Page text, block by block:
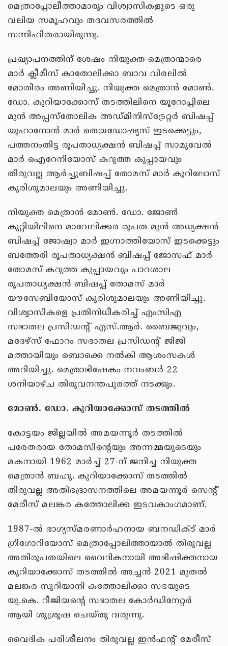
മെത്രാപ്പോലീത്താമാരും വിശ്വാസികളുടെ ഒരു
വലിയ സമൂഹവും തദവസരത്തില്‍
സന്നിഹിതരായിരുന്നു.
പ്രഖ്യാപനത്തിന് ശേഷം നിയുക്ത മെത്രാന്മാരെ
മാര്‍ ക്ലീമീസ് കാതോലിക്കാ ബാവ വിരലില്‍
മോതിരം അണിയിച്ചു. നിയുക്ത മെത്രാന്‍ മോണ്‍.
ഡോ. കുറിയാക്കോസ് തടത്തിലിനെ യൂറോപ്പിലെ
മുന്‍ അപ്പസ്‌തോലിക അഡ്മിനിസ്‌ട്രേറ്റര്‍ ബിഷപ്പ്
യൂഹാനോന്‍ മാര്‍ തെയഡോഷ്യസ് ഇടക്കെട്ടും,
പത്തനംതിട്ട രൂപതാധ്യക്ഷന്‍ ബിഷപ്പ് സാമുവേല്‍
മാര്‍ ഐറേനിയോസ് കറുത്ത കുപ്പായവും
തിരുവല്ല ആര്‍ച്ചുബിഷപ്പ് തോമസ് മാര്‍ കൂറിലോസ്
കുരിശുമാലയും അണിയിച്ചു.
നിയുക്ത മെത്രാന്‍ മോണ്‍. ഡോ. ജോണ്‍
കുറ്റിയിലിനെ മാവേലിക്കര രൂപത മുന്‍ അധ്യക്ഷന്‍
ബിഷപ്പ് ജോഷ്വാ മാര്‍ ഇഗ്നാത്തിയോസ് ഇടക്കെട്ടും
ബത്തേരി രൂപതാധ്യക്ഷന്‍ ബിഷപ്പ് ജോസഫ് മാര്‍
തോമസ് കറുത്ത കുപ്പായവും പാറശാല
രൂപതാധ്യക്ഷന്‍ ബിഷപ്പ് തോമസ് മാര്‍
യൗസേബിയോസ് കുരിശുമാലയും അണിയിച്ചു.
വിശ്വാസികളെ പ്രതിനിധീകരിച്ച് എംസിഎ
സഭാതല പ്രസിഡന്റ് എസ്.ആര്‍. ബൈജുവും,
മദേഴ്‌സ് ഫോറം സഭാതല പ്രസിഡന്റ് ജിജി
മത്തായിയും ബൊക്കെ നല്‍കി ആശംസകള്‍
അറിയിച്ചു. മെത്രാഭിഷേകം നവംബര്‍ 22
ശനിയാഴ്ച തിരുവനന്തപുരത്ത് നടക്കും.
മോണ്‍. ഡോ. കുറിയാക്കോസ് തടത്തില്‍
കോട്ടയം ജില്ലയില്‍ അമയന്നൂര്‍ തടത്തില്‍
പരേതരായ തോമസിന്റെയും അന്നമ്മയുടെയും
മകനായി 1962 മാര്‍ച്ച് 27-ന് ജനിച്ച നിയുക്ത
മെത്രാന്‍ ബഹു. കുറിയാക്കോസ് തടത്തില്‍
തിരുവല്ല അതിഭദ്രാസനത്തിലെ അമയന്നൂര്‍ സെന്റ്
മേരീസ് മലങ്കര കത്തോലിക്ക ഇടവകാംഗമാണ്.
1987-ല്‍ ഭാഗ്യസ്മരണാര്‍ഹനായ ബനഡിക്ട് മാര്‍
ഗ്രിഗോറിയോസ് മെത്രാപ്പോലിത്തായാല്‍ തിരുവല്ല
അതിരൂപതയിലെ വൈദികനായി അഭിഷിക്തനായ
കുറിയാക്കോസ് തടത്തില്‍ അച്ചന്‍ 2021 മുതല്‍
മലങ്കര സുറിയാനി കത്തോലിക്കാ സഭയുടെ
യു.കെ. റീജിയന്റെ സഭാതല കോര്‍ഡിനേറ്റര്‍
ആയി ശുശ്രൂഷ ചെയ്തു വരുന്നു.
വൈദിക പരിശീലനം തിരുവല്ല ഇന്‍ഫന്റ് മേരീസ്